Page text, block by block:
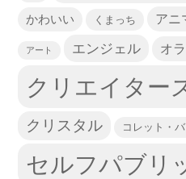
かわいい くまっち アニ
アート エンジェル オ
クリエイター
クリスタル コレット・
セルフパブリ